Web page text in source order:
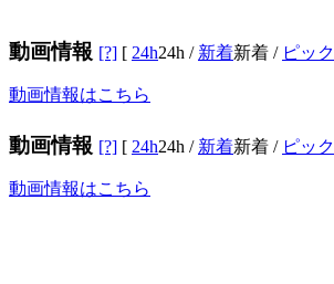
動画情報 [?] [ 24h24h / 新着新着 / ピック
動画情報はこちら
動画情報 [?] [ 24h24h / 新着新着 / ピック
動画情報はこちら